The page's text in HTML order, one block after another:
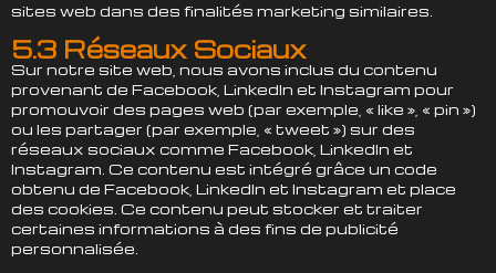
sites web dans des finalités marketing similaires.
5.3 Réseaux Sociaux
Sur notre site web, nous avons inclus du contenu
provenant de Facebook, LinkedIn et Instagram pour
promouvoir des pages web (par exemple, « like », « pin »)
ou les partager (par exemple, « tweet ») sur des
réseaux sociaux comme Facebook, LinkedIn et
Instagram. Ce contenu est intégré grâce un code
obtenu de Facebook, LinkedIn et Instagram et place
des cookies. Ce contenu peut stocker et traiter
certaines informations à des fins de publicité
personnalisée.